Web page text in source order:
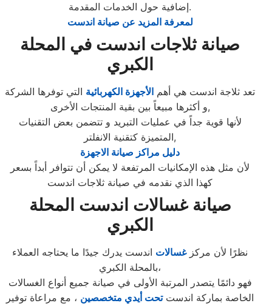
إضافية حول الخدمات المقدمة.
لمعرفة المزيد عن صيانة اندست
صيانة ثلاجات اندست في المحلة
الكبري
تعد ثلاجة اندست هي أهم الأجهزة الكهربائية التي توفرها الشركة
و أكثرها مبيعاً بين بقية المنتجات الأخرى,
لأنها قوية جداً في عمليات التبريد و تتضمن بعض التقنيات
المتميزة كتقنية الانفلتر,
دليل مراكز صيانة الاجهزة
لأن مثل هذه الإمكانيات المرتفعة لا يمكن أن تتوافر أبداً بسعر
كهذا الذي نقدمه في صيانة ثلاجات اندست
صيانة غسالات اندست المحلة
الكبري
نظرًا لأن مركزغسالات اندست يدرك جيدًا ما يحتاجه العملاء
بالمحلة الكبري،
فهو دائمًا يتصدر المرتبة الأولى في صيانة جميع أنواع الغسالات
الخاصة بماركة اندستتحت أيدي متخصصين ، مع مراعاة توفير